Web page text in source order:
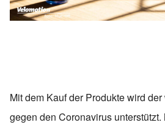
Mit dem Kauf der Produkte wird
gegen den Coronavirus